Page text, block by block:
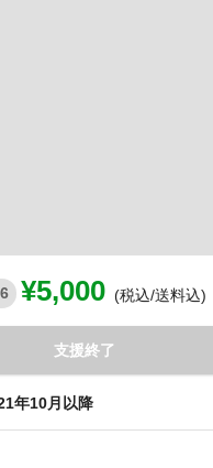
¥5,000 (税込/送料込)
支援終了
年10月以降